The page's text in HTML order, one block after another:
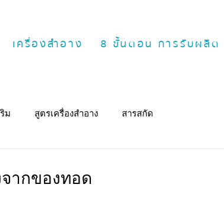
เครื่องสำอาง 8 ขั้นตอน การรับผลิต
ม สูตรเครื่องสำอาง สารสกัด
ากของทอด